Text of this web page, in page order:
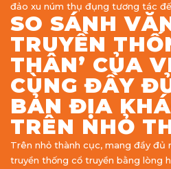
đảo xu núm thụ đụng tương tác
SO SÁNH
TRUYỀN
THÂN’ CỦA
CÙNG ĐẦY
BẢN ĐỊA
TRÊN NHỎ
Trên nhỏ thành cục, mang đầy đủ
truyền thống cổ truyền bằng lòng